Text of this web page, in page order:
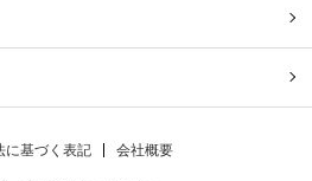
に基づく表記 会社概要